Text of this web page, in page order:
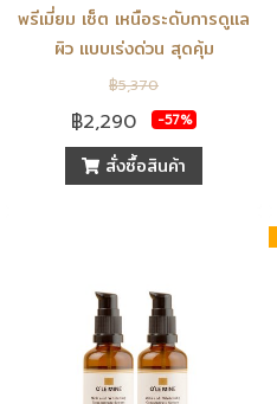
พรีเมี่ยม เซ็ต เหนือระดับการดูแล
ผิว แบบเร่งด่วน สุดคุ้ม
฿5,370
฿2,290 -57%
สั่งซื้อสินค้า